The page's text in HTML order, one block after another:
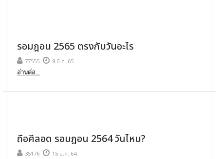
รอมฎอน 2565 ตรงกับวันอะไร
77555 8 มี.ค. 65
อ่านต่อ...
ถือศีลอด รอมฎอน 2564 วันไหน?
35176 15 มี.ค. 64